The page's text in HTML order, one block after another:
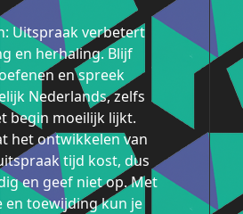
Uitspraak verbetert
en herhaling. Blijf
en spreek
Nederlands, zelfs
begin moeilijk lijkt.
het ontwikkelen van
tijd kost, dus
en geef niet op. Met
en toewijding kun je